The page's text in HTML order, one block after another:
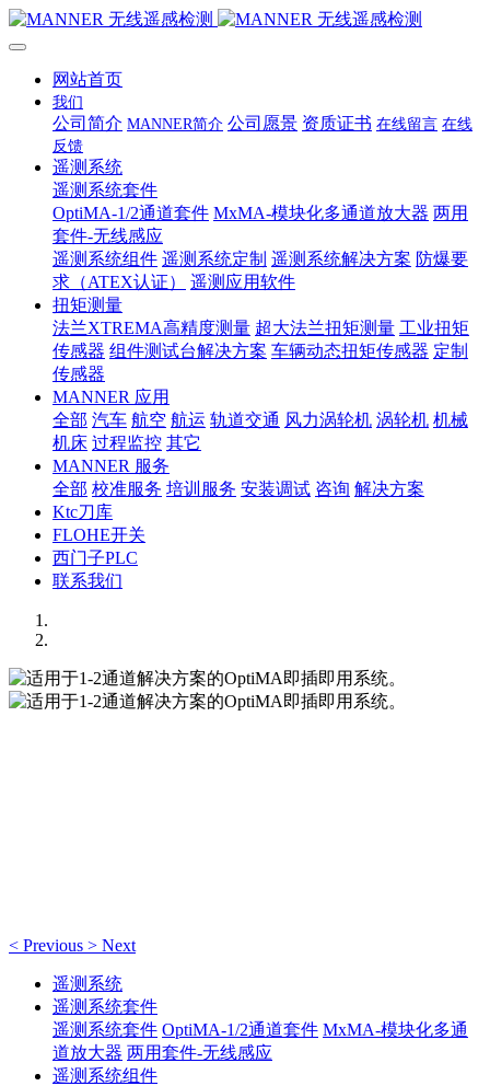
网站首页
我们
公司简介 MANNER简介 公司愿景 资质证书 在线留言 在线
反馈
遥测系统
遥测系统套件
OptiMA-1/2通道套件 MxMA-模块化多通道放大器 两用
套件-无线感应
遥测系统组件 遥测系统定制 遥测系统解决方案 防爆要
求（ATEX认证）
遥测应用软件
扭矩测量
法兰XTREMA高精度测量 超大法兰扭矩测量 工业扭矩
传感器 组件测试台解决方案 车辆动态扭矩传感器 定制
传感器
MANNER 应用
全部 汽车 航空 航运 轨道交通 风力涡轮机 涡轮机 机械
机床 过程监控 其它
MANNER 服务
全部 校准服务 培训服务 安装调试 咨询 解决方案
Ktc刀库
FLOHE开关
西门子PLC
联系我们
< Previous > Next
遥测系统
遥测系统套件
遥测系统套件 OptiMA-1/2通道套件 MxMA-模块化多通
道放大器 两用套件-无线感应
遥测系统组件